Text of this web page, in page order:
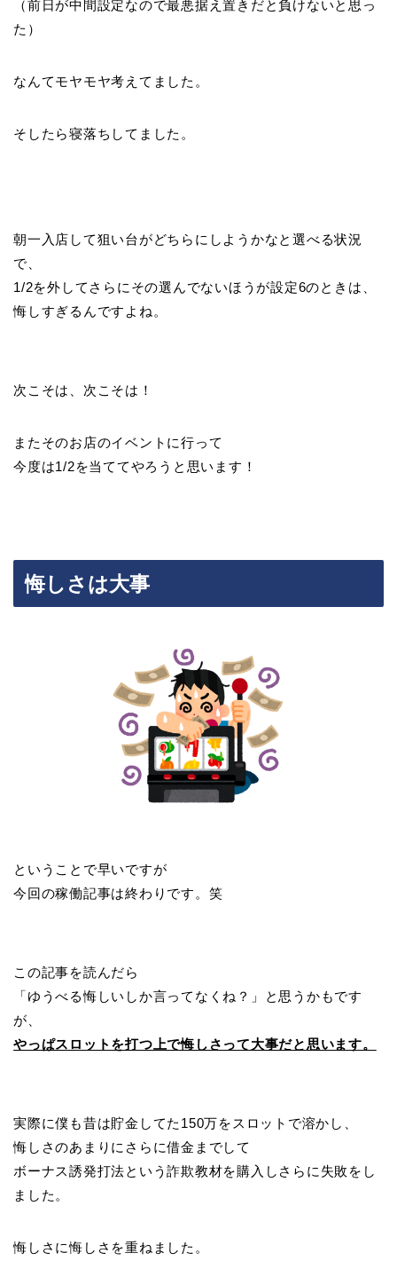
（前日が中間設定なので最悪据え置きだと負けないと思っ
た）
なんてモヤモヤ考えてました。
そしたら寝落ちしてました。
朝一入店して狙い台がどちらにしようかなと選べる状況
で、
1/2を外してさらにその選んでないほうが設定6のときは、
悔しすぎるんですよね。
次こそは、次こそは！
またそのお店のイベントに行って
今度は1/2を当ててやろうと思います！
悔しさは大事
ということで早いですが
今回の稼働記事は終わりです。笑
この記事を読んだら
「ゆうべる悔しいしか言ってなくね？」と思うかもです
が、
やっぱスロットを打つ上で悔しさって大事だと思います。
実際に僕も昔は貯金してた150万をスロットで溶かし、
悔しさのあまりにさらに借金までして
ボーナス誘発打法という詐欺教材を購入しさらに失敗をし
ました。
悔しさに悔しさを重ねました。